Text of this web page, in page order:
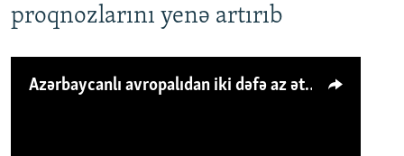
proqnozlarını yenə artırıb
Azərbaycanlı avropalıdan iki dəfə az ət yeyir, amma... 'Qiymət artımı qaçılmazdır'